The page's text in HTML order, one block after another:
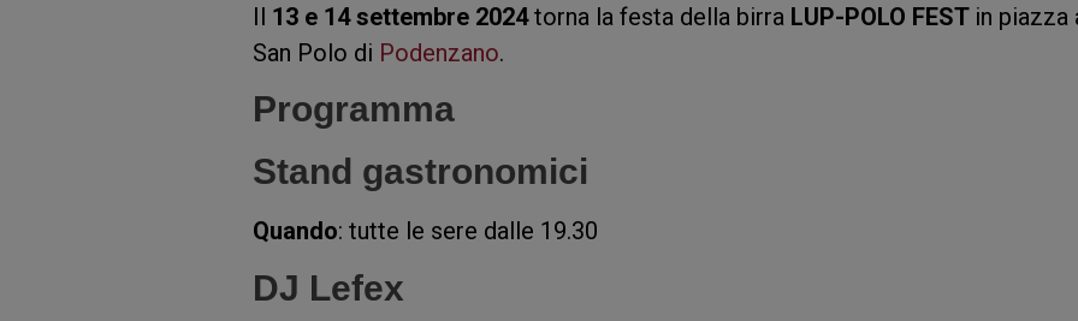
Il 13 e 14 settembre 2024torna la festa della birra LUP-POLO FEST in piazza
San Polo di Podenzano.
Programma
Stand gastronomici
Quando: tutte le sere dalle 19.30
DJ Lefex